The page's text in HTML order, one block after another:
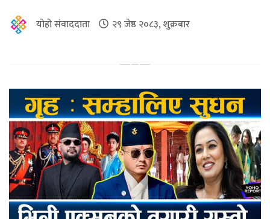
योहो संवाददाता २९ जेष्ठ २०८३, शुक्रबार